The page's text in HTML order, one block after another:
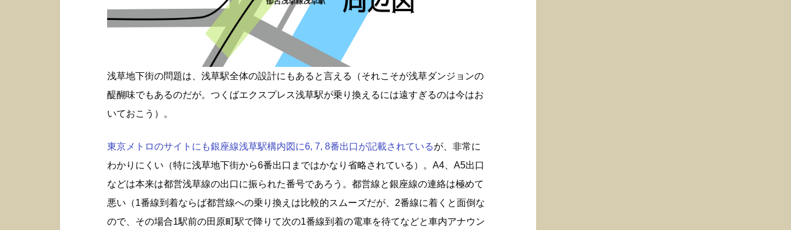
浅草地下街の問題は、浅草駅全体の設計にもあると言える（それこそが浅草ダンジョンの
醍醐味でもあるのだが。つくばエクスプレス浅草駅が乗り換えるには遠すぎるのは今はお
いておこう）。
東京メトロのサイトにも銀座線浅草駅構内図に6, 7, 8番出口が記載されているが、非常に
わかりにくい（特に浅草地下街から6番出口まではかなり省略されている）。A4、A5出口
などは本来は都営浅草線の出口に振られた番号であろう。都営線と銀座線の連絡は極めて
悪い（1番線到着ならば都営線への乗り換えは比較的スムーズだが、2番線に着くと面倒な
ので、その場合1駅前の田原町駅で降りて次の1番線到着の電車を待てなどと車内アナウン